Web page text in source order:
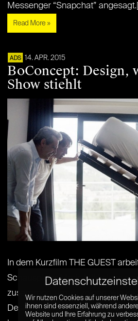
Messenger “Snapchat”
Read More »
ADS 14. APR. 2015
BoConcept: Design,
Show stiehlt
In dem Kurzfilm THE GUEST
Schauspieler Mads Mikkelsen
zusammen, um zu zeigen, wie
Design und Funktionalität
Wir nutzen Cookies auf unserer
ihnen sind essenziell, während
Website und Ihre Erfahrung zu